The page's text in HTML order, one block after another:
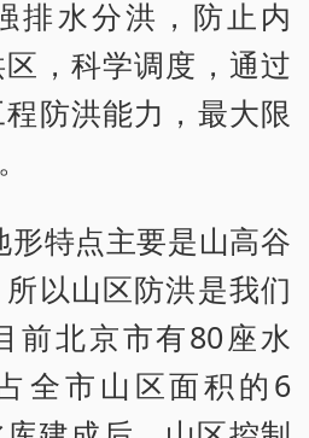
排水分洪，防止内
，科学调度，通过
防洪能力，最大限
形特点主要是山高谷
以山区防洪是我们
前北京市有80座水
全市山区面积的6